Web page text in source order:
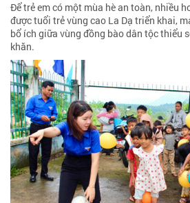
Để trẻ em có một mùa hè an toàn, nhiều
được tuổi trẻ vùng cao La Dạ triển khai,
bổ ích giữa vùng đồng bào dân tộc thiểu
khăn.